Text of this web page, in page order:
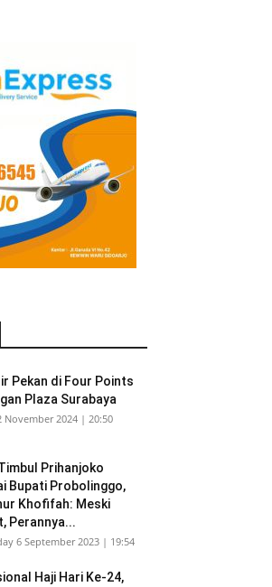
Pekan di Four Points
Plaza Surabaya
November 2024 | 20:50
Prihanjoko
Bupati Probolinggo,
Khofifah: Meski
Perannya...
6 September 2023 | 19:54
Haji Hari Ke-24,